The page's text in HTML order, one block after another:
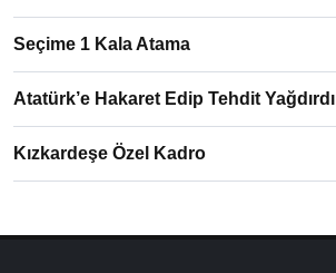
Seçime 1 Kala Atama
Atatürk’e Hakaret Edip Tehdit Yağdırdı
Kızkardeşe Özel Kadro